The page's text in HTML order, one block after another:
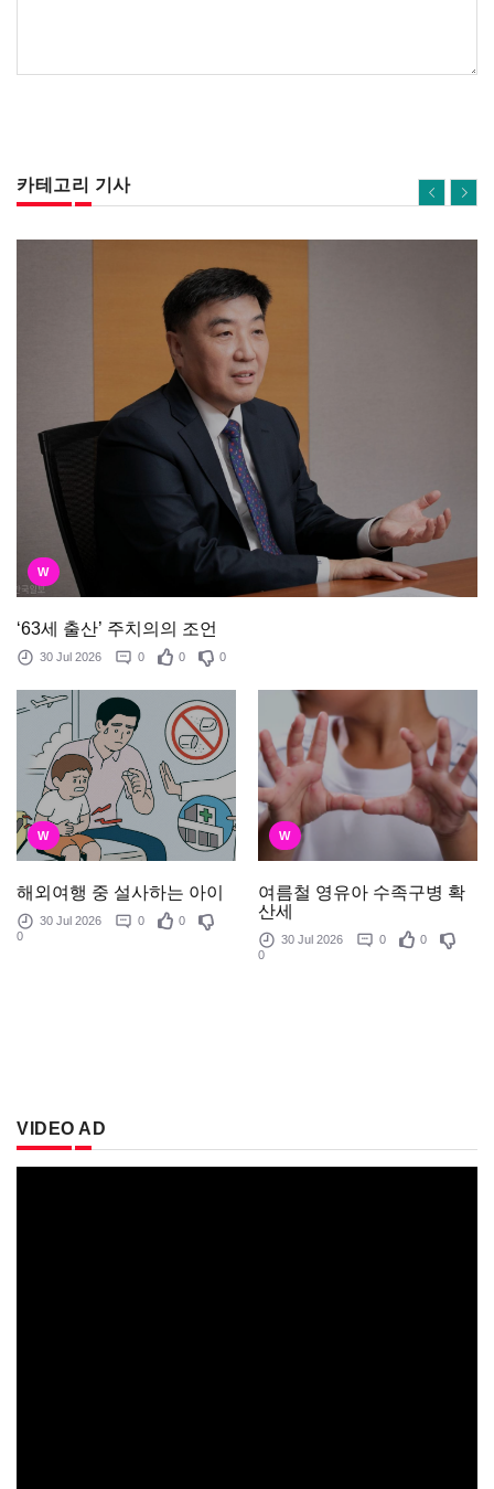
카테고리 기사
W
‘63세 출산’ 주치의의 조언
30 Jul 2026 0 0 0
W
해외여행 중 설사하는 아이
30 Jul 2026 0
0
0
W
여름철 영유아 수족구병 확
산세
30 Jul 2026 0
0
0
VIDEO AD